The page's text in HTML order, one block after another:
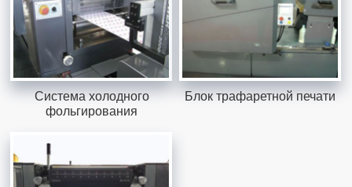
Система холодного
фольгирования
Блок трафаретной печати